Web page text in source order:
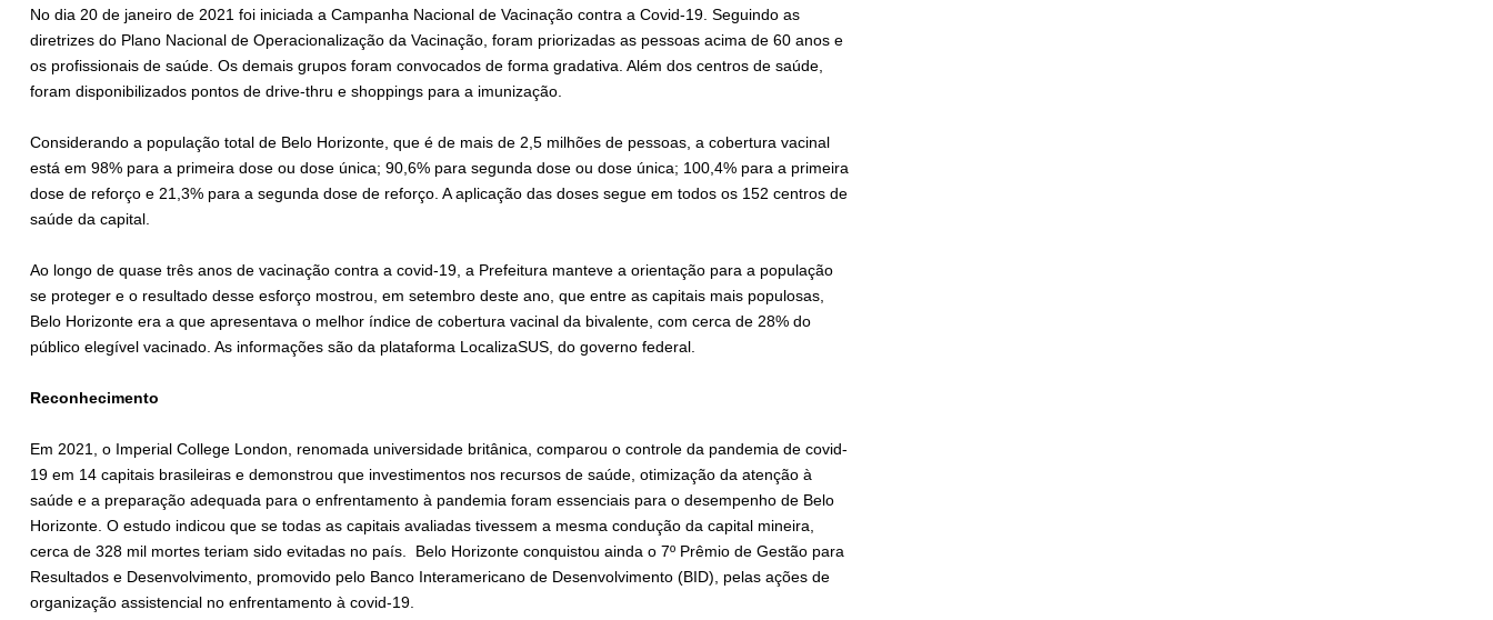
No dia 20 de janeiro de 2021 foi iniciada a Campanha Nacional de Vacinação contra a Covid-19. Seguindo as
diretrizes do Plano Nacional de Operacionalização da Vacinação, foram priorizadas as pessoas acima de 60 anos e
os profissionais de saúde. Os demais grupos foram convocados de forma gradativa. Além dos centros de saúde,
foram disponibilizados pontos de drive-thru e shoppings para a imunização.
Considerando a população total de Belo Horizonte, que é de mais de 2,5 milhões de pessoas, a cobertura vacinal
está em 98% para a primeira dose ou dose única; 90,6% para segunda dose ou dose única; 100,4% para a primeira
dose de reforço e 21,3% para a segunda dose de reforço. A aplicação das doses segue em todos os 152 centros de
saúde da capital.
Ao longo de quase três anos de vacinação contra a covid-19, a Prefeitura manteve a orientação para a população
se proteger e o resultado desse esforço mostrou, em setembro deste ano, que entre as capitais mais populosas,
Belo Horizonte era a que apresentava o melhor índice de cobertura vacinal da bivalente, com cerca de 28% do
público elegível vacinado. As informações são da plataforma LocalizaSUS, do governo federal.
Reconhecimento
Em 2021, o Imperial College London, renomada universidade britânica, comparou o controle da pandemia de covid-
19 em 14 capitais brasileiras e demonstrou que investimentos nos recursos de saúde, otimização da atenção à
saúde e a preparação adequada para o enfrentamento à pandemia foram essenciais para o desempenho de Belo
Horizonte. O estudo indicou que se todas as capitais avaliadas tivessem a mesma condução da capital mineira,
cerca de 328 mil mortes teriam sido evitadas no país. Belo Horizonte conquistou ainda o 7º Prêmio de Gestão para
Resultados e Desenvolvimento, promovido pelo Banco Interamericano de Desenvolvimento (BID), pelas ações de
organização assistencial no enfrentamento à covid-19.